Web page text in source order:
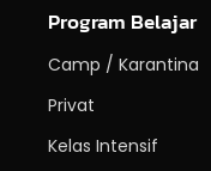
Program Belajar
Camp / Karantina
Privat
Kelas Intensif